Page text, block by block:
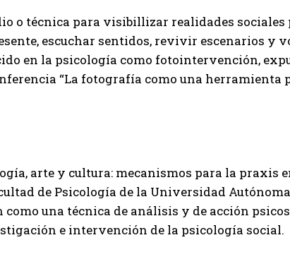
o técnica para visibillizar realidades sociales
escuchar sentidos, revivir escenarios y
en la psicología como fotointervención,
“La fotografía como una herramienta
arte y cultura: mecanismos para la praxis
de Psicología de la Universidad
una técnica de análisis y de acción
e intervención de la psicología social.